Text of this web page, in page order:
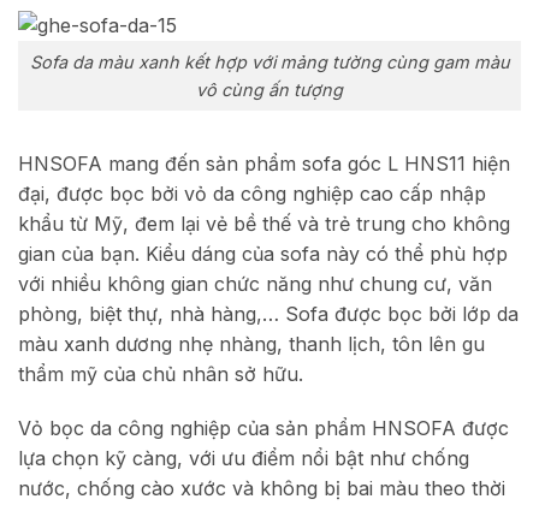
Sofa da màu xanh kết hợp với mảng tường cùng gam màu
vô cùng ấn tượng
HNSOFA mang đến sản phẩm sofa góc L HNS11 hiện
đại, được bọc bởi vỏ da công nghiệp cao cấp nhập
khẩu từ Mỹ, đem lại vẻ bề thế và trẻ trung cho không
gian của bạn. Kiểu dáng của sofa này có thể phù hợp
với nhiều không gian chức năng như chung cư, văn
phòng, biệt thự, nhà hàng,… Sofa được bọc bởi lớp da
màu xanh dương nhẹ nhàng, thanh lịch, tôn lên gu
thẩm mỹ của chủ nhân sở hữu.
Vỏ bọc da công nghiệp của sản phẩm HNSOFA được
lựa chọn kỹ càng, với ưu điểm nổi bật như chống
nước, chống cào xước và không bị bai màu theo thời